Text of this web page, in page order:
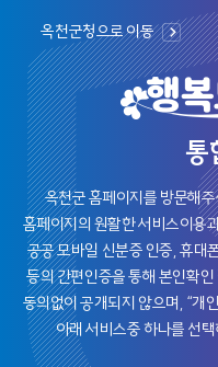
옥천군청으로 이동
통
옥천군 홈페이지를 방문해
홈페이지의 원활한 서비스이용
공공 모바일 신분증 인증, 휴대
등의간편인증을 통해 본인확
동의없이 공개되지 않으며, “개
아래 서비스중 하나를 선